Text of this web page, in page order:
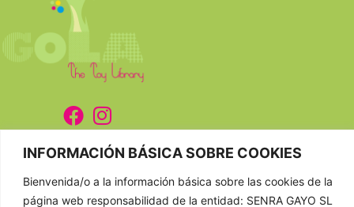
INFORMACIÓN BÁSICA SOBRE COOKIES
Bienvenida/o a la información básica sobre las cookies de la
página web responsabilidad de la entidad: SENRA GAYO SL
CONTACTAR
603 652 555